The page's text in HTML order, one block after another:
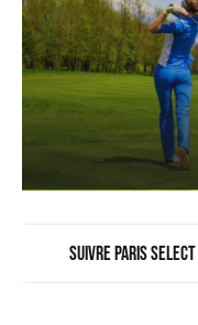
Suivre Paris